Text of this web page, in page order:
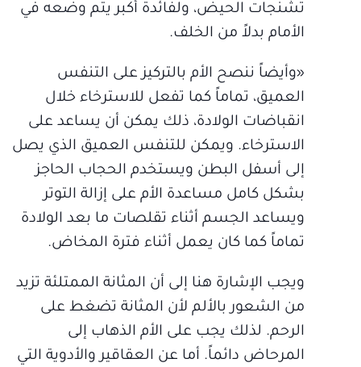
تشنجات الحيض، ولفائدة أكبر يتم وضعه في
الأمام بدلاً من الخلف.
«وأيضاً ننصح الأم بالتركيز على التنفس
العميق، تماماً كما تفعل للاسترخاء خلال
انقباضات الولادة، ذلك يمكن أن يساعد على
الاسترخاء. ويمكن للتنفس العميق الذي يصل
إلى أسفل البطن ويستخدم الحجاب الحاجز
بشكل كامل مساعدة الأم على إزالة التوتر
ويساعد الجسم أثناء تقلصات ما بعد الولادة
تماماً كما كان يعمل أثناء فترة المخاض.
ويجب الإشارة هنا إلى أن المثانة الممتلئة تزيد
من الشعور بالألم لأن المثانة تضغط على
الرحم. لذلك يجب على الأم الذهاب إلى
المرحاض دائماً. أما عن العقاقير والأدوية التي